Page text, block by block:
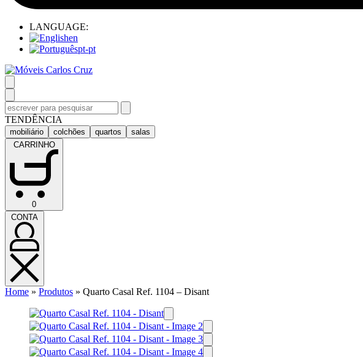
LANGUAGE:
en
pt-pt
Pesquisar
por:
TENDÊNCIA
mobiliário colchões quartos
salas
CARRINHO
0CARRINHO
(0)
CONTA
CONTA
Home » Produtos » Quarto Casal Ref. 1104 – Disant